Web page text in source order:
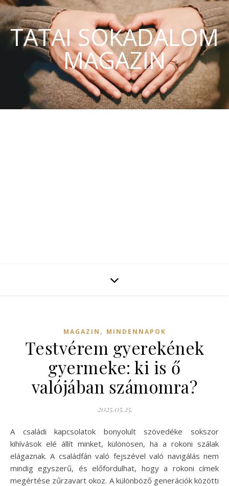
TATAI SOKADALOM
MAGAZIN
MAGAZIN , MINDENNAPOK
Testvérem gyerekének
gyermeke: ki is ő
valójában számomra?
2025.05.25.
A családi kapcsolatok bonyolult szövedéke sokszor
kihívások elé állít minket, különösen, ha a rokoni szálak
elágaznak. A családfán való fejszével való navigálás nem
mindig egyszerű, és előfordulhat, hogy a rokoni címek
megértése zűrzavart okoz. A különböző generációk közötti